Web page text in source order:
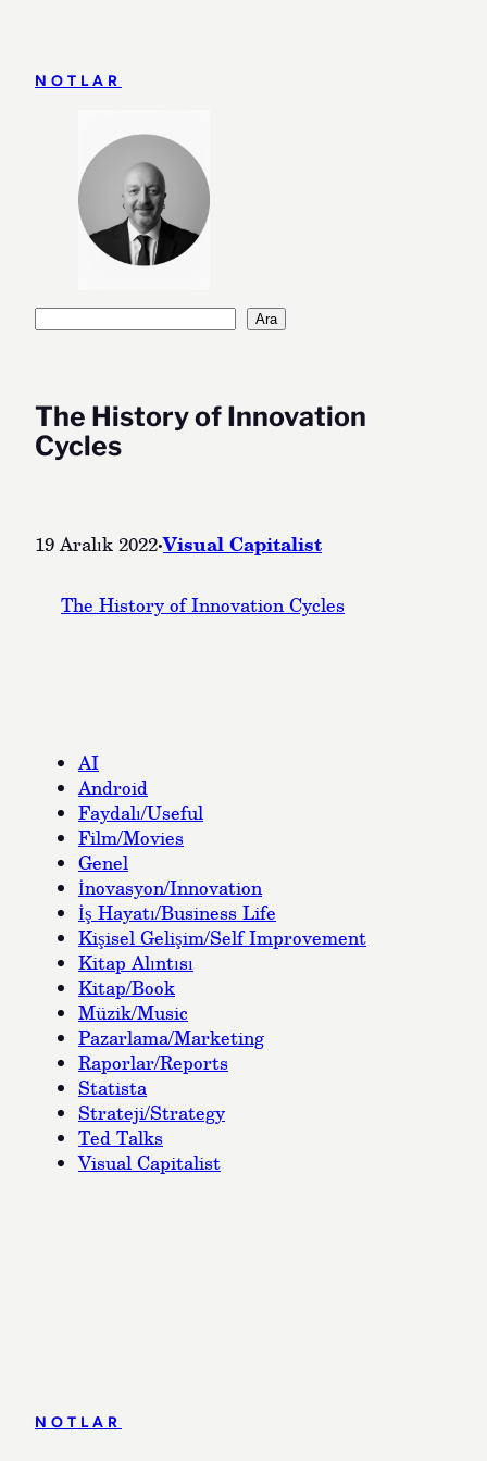
NOTLAR
Ara
The History of Innovation
Cycles
19 Aralık 2022·Visual Capitalist
The History of Innovation Cycles
AI
Android
Faydalı/Useful
Film/Movies
Genel
İnovasyon/Innovation
İş Hayatı/Business Life
Kişisel Gelişim/Self Improvement
Kitap Alıntısı
Kitap/Book
Müzik/Music
Pazarlama/Marketing
Raporlar/Reports
Statista
Strateji/Strategy
Ted Talks
Visual Capitalist
NOTLAR